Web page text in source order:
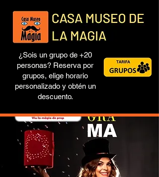
¿Sois un grupo de +20
personas? Reserva por
grupos, elige horario
personalizado y obtén un
descuento.